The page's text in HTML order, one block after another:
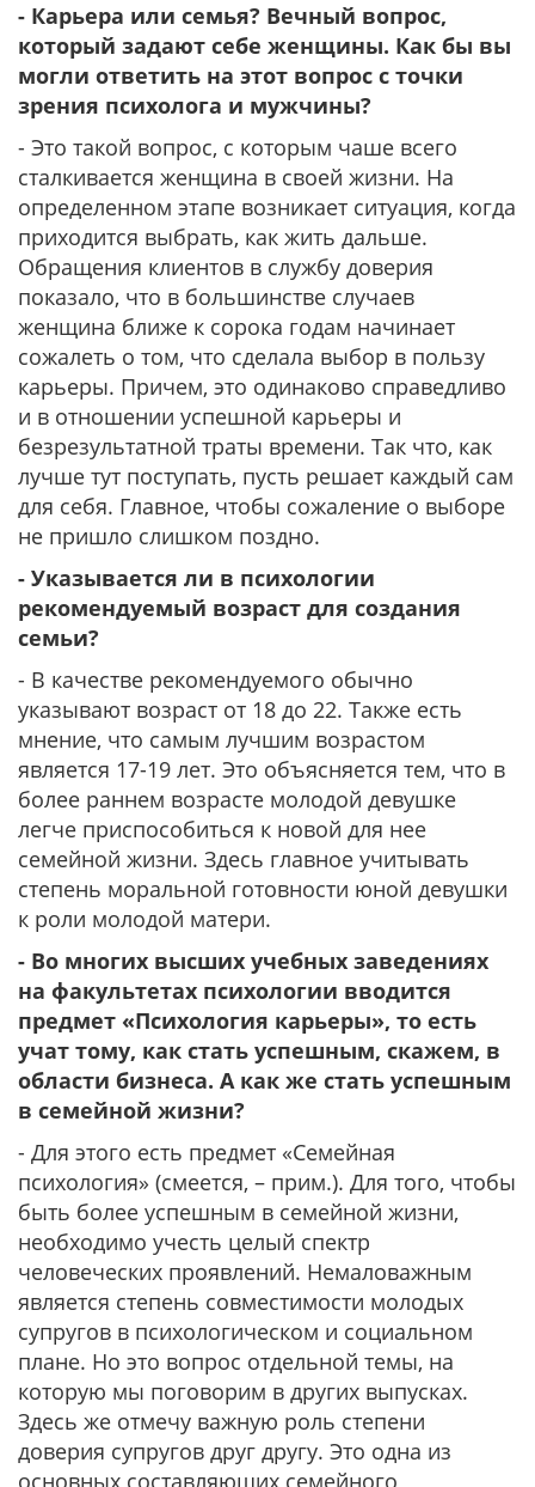
- Карьера или семья? Вечный вопрос,
который задают себе женщины. Как бы вы
могли ответить на этот вопрос с точки
зрения психолога и мужчины?
- Это такой вопрос, с которым чаше всего
сталкивается женщина в своей жизни. На
определенном этапе возникает ситуация, когда
приходится выбрать, как жить дальше.
Обращения клиентов в службу доверия
показало, что в большинстве случаев
женщина ближе к сорока годам начинает
сожалеть о том, что сделала выбор в пользу
карьеры. Причем, это одинаково справедливо
и в отношении успешной карьеры и
безрезультатной траты времени. Так что, как
лучше тут поступать, пусть решает каждый сам
для себя. Главное, чтобы сожаление о выборе
не пришло слишком поздно.
- Указывается ли в психологии
рекомендуемый возраст для создания
семьи?
- В качестве рекомендуемого обычно
указывают возраст от 18 до 22. Также есть
мнение, что самым лучшим возрастом
является 17-19 лет. Это объясняется тем, что в
более раннем возрасте молодой девушке
легче приспособиться к новой для нее
семейной жизни. Здесь главное учитывать
степень моральной готовности юной девушки
к роли молодой матери.
- Во многих высших учебных заведениях
на факультетах психологии вводится
предмет «Психология карьеры», то есть
учат тому, как стать успешным, скажем, в
области бизнеса. А как же стать успешным
в семейной жизни?
- Для этого есть предмет «Семейная
психология» (смеется, – прим.). Для того, чтобы
быть более успешным в семейной жизни,
необходимо учесть целый спектр
человеческих проявлений. Немаловажным
является степень совместимости молодых
супругов в психологическом и социальном
плане. Но это вопрос отдельной темы, на
которую мы поговорим в других выпусках.
Здесь же отмечу важную роль степени
доверия супругов друг другу. Это одна из
основных составляющих семейного